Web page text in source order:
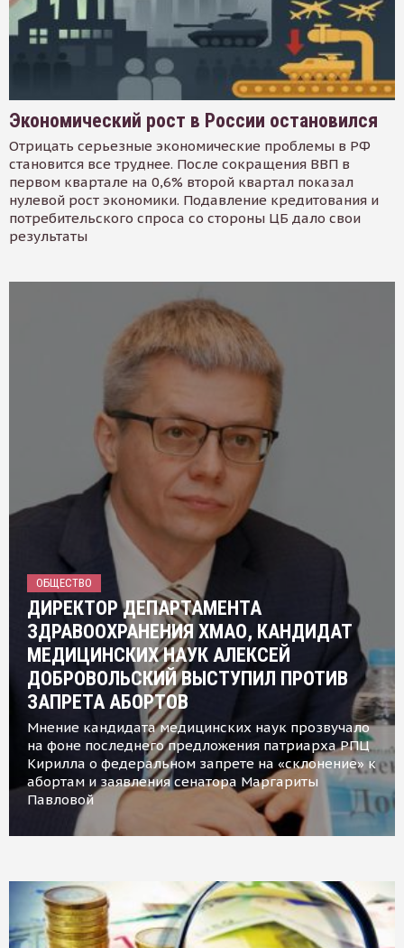
Экономический рост в России остановился
Отрицать серьезные экономические проблемы в РФ
становится все труднее. После сокращения ВВП в
первом квартале на 0,6% второй квартал показал
нулевой рост экономики. Подавление кредитования и
потребительского спроса со стороны ЦБ дало свои
результаты
ОБЩЕСТВО
ДИРЕКТОР ДЕПАРТАМЕНТА
ЗДРАВООХРАНЕНИЯ ХМАО, КАНДИДАТ
МЕДИЦИНСКИХ НАУК АЛЕКСЕЙ
ДОБРОВОЛЬСКИЙ ВЫСТУПИЛ ПРОТИВ
ЗАПРЕТА АБОРТОВ
Мнение кандидата медицинских наук прозвучало
на фоне последнего предложения патриарха РПЦ
Кирилла о федеральном запрете на «склонение» к
абортам и заявления сенатора Маргариты
Павловой